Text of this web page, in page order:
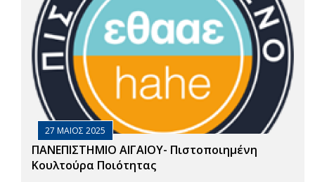
27 ΜΑΙΟΣ 2025
ΠΑΝΕΠΙΣΤΗΜΙΟ ΑΙΓΑΙΟΥ- Πιστοποιημένη
Κουλτούρα Ποιότητας